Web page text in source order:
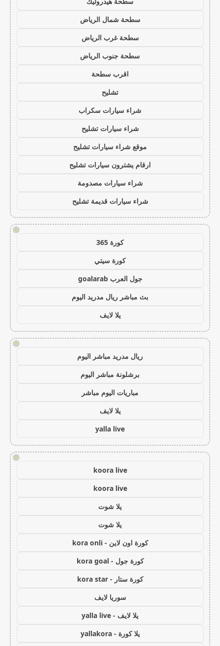
سطحة شمال الرياض
سطحة غرب الرياض
سطحة جنوب الرياض
اقرب سطحة
تشليح
شراء سيارات سكراب
شراء سيارات تشليح
موقع شراء سيارات تشليح
ارقام يشترون سيارات تشليح
شراء سيارات مصدومة
شراء سيارات قديمة تشليح
!
كورة 365
كورة سيتي
جول العرب goalarab
بث مباشر ريال مدريد اليوم
يلا لايف
!
ريال مدريد مباشر اليوم
برشلونة مباشر اليوم
مباريات اليوم مباشر
يلا لايف
yalla live
!
koora live
koora live
يلا شوت
يلا شوت
كورة اون لاين - kora onli
كورة جول - kora goal
كورة ستار - kora star
سوريا لايف
يلا لايف - yalla live
يلا كورة - yallakora